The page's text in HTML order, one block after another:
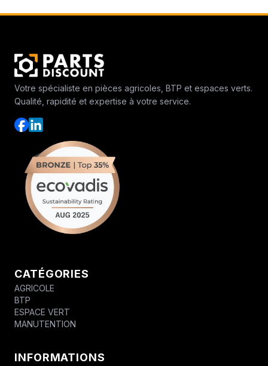
Votre spécialiste en pièces agricoles, BTP et espaces verts.
Qualité, rapidité et expertise à votre service.
CATÉGORIES
AGRICOLE
BTP
ESPACE VERT
MANUTENTION
INFORMATIONS